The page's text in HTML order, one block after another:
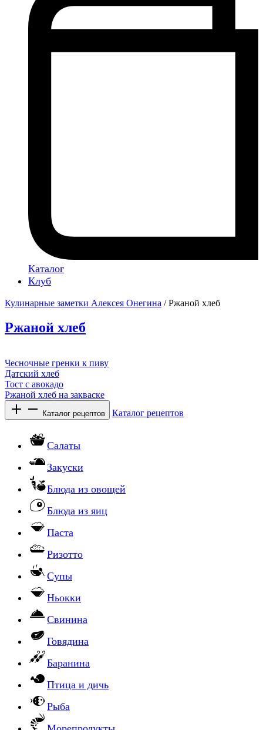
Каталог
Клуб
Кулинарные заметки Алексея Онегина / Ржаной хлеб
Ржаной хлеб
Чесночные гренки к пиву
Датский хлеб
Тост с авокадо
Ржаной хлеб на закваске
Каталог рецептов Каталог рецептов
Салаты
Закуски
Блюда из овощей
Блюда из яиц
Паста
Ризотто
Супы
Ньокки
Свинина
Говядина
Баранина
Птица и дичь
Рыба